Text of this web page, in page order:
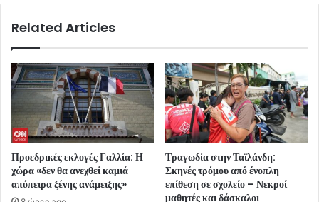
Related Articles
Προεδρικές εκλογές Γαλλία: Η
χώρα «δεν θα ανεχθεί καμιά
απόπειρα ξένης ανάμειξης»
Τραγωδία στην Ταϊλάνδη:
Σκηνές τρόμου από ένοπλη
επίθεση σε σχολείο – Νεκροί
μαθητές και δάσκαλοι